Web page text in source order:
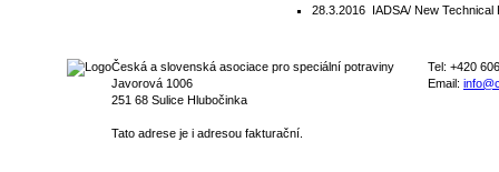
28.3.2016 IADSA/ New Technical
Česká a slovenská asociace pro speciální potraviny
Javorová 1006
251 68 Sulice Hlubočinka
Tato adrese je i adresou fakturační.
Tel: +420
Email: